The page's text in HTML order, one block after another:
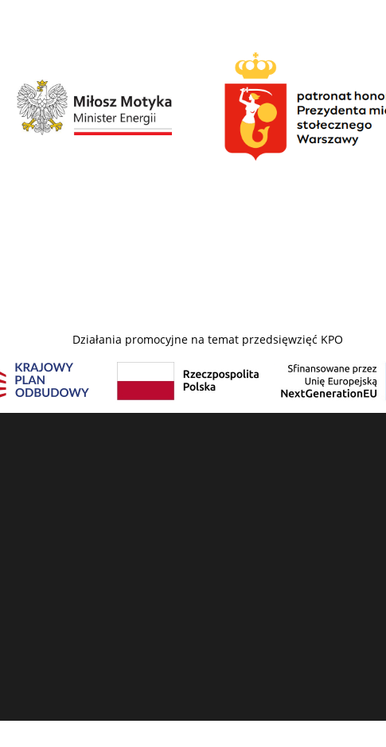
Działania promocyjne na temat przedsięwzięć KPO